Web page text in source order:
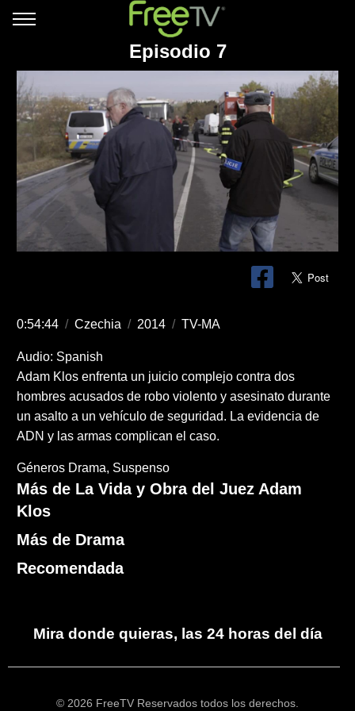
Episodio 7
0:54:44 / Czechia / 2014 / TV-MA
Audio: Spanish
Adam Klos enfrenta un juicio complejo contra dos
hombres acusados de robo violento y asesinato durante
un asalto a un vehículo de seguridad. La evidencia de
ADN y las armas complican el caso​.
Géneros Drama Suspenso
Más de La Vida y Obra del Juez Adam
Klos
Más de Drama
Recomendada
Mira donde quieras, las 24 horas del día
© 2026 FreeTV Reservados todos los derechos.